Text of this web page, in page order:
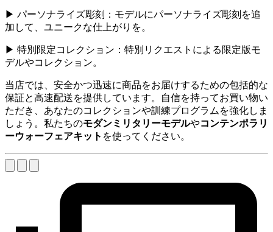
▶ パーソナライズ彫刻：モデルにパーソナライズ彫刻を追
加して、ユニークな仕上がりを。
▶ 特別限定コレクション：特別リクエストによる限定版モ
デルやコレクション。
当店では、安全かつ迅速に商品をお届けするための包括的な
保証と高速配送を提供しています。自信を持ってお買い物い
ただき、あなたのコレクションや訓練プログラムを強化しま
しょう。私たちのモダンミリタリーモデルやコンテンポラリ
ーウォーフェアキット を使ってください。